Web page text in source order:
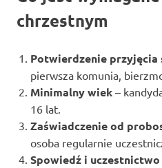
chrzestnym
Potwierdzenie przyjęcia
pierwsza komunia,
Minimalny wiek –
16 lat.
Zaświadczenie od
osoba regularnie
Spowiedź i